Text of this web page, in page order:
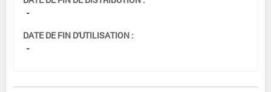
-
DATE DE FIN D'UTILISATION :
-